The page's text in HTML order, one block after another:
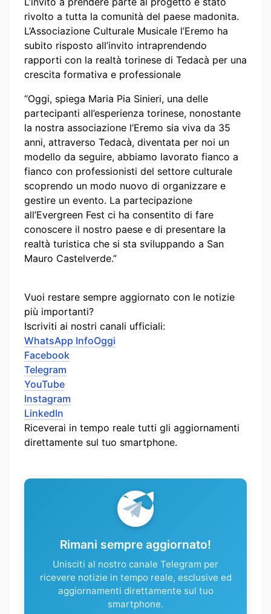
rivolto a tutta la comunità del paese madonita.
L’Associazione Culturale Musicale l’Eremo ha
subito risposto all’invito intraprendendo
rapporti con la realtà torinese di Tedacà per una
crescita formativa e professionale
“Oggi, spiega Maria Pia Sinieri, una delle
partecipanti all’esperienza torinese, nonostante
la nostra associazione l’Eremo sia viva da 35
anni, attraverso Tedacà, diventata per noi un
modello da seguire, abbiamo lavorato fianco a
fianco con professionisti del settore culturale
scoprendo un modo nuovo di organizzare e
gestire un evento. La partecipazione
all’Evergreen Fest ci ha consentito di fare
conoscere il nostro paese e di presentare la
realtà turistica che si sta sviluppando a San
Mauro Castelverde.”
Vuoi restare sempre aggiornato con le notizie
più importanti?
Iscriviti ai nostri canali ufficiali:
WhatsApp InfoOggi
Facebook
Telegram
YouTube
Instagram
LinkedIn
Riceverai in tempo reale tutti gli aggiornamenti
direttamente sul tuo smartphone.
Rimani sempre aggiornato!
Unisciti al nostro canale Telegram per
ricevere notizie in tempo reale, esclusive ed
aggiornamenti direttamente sul tuo
smartphone.